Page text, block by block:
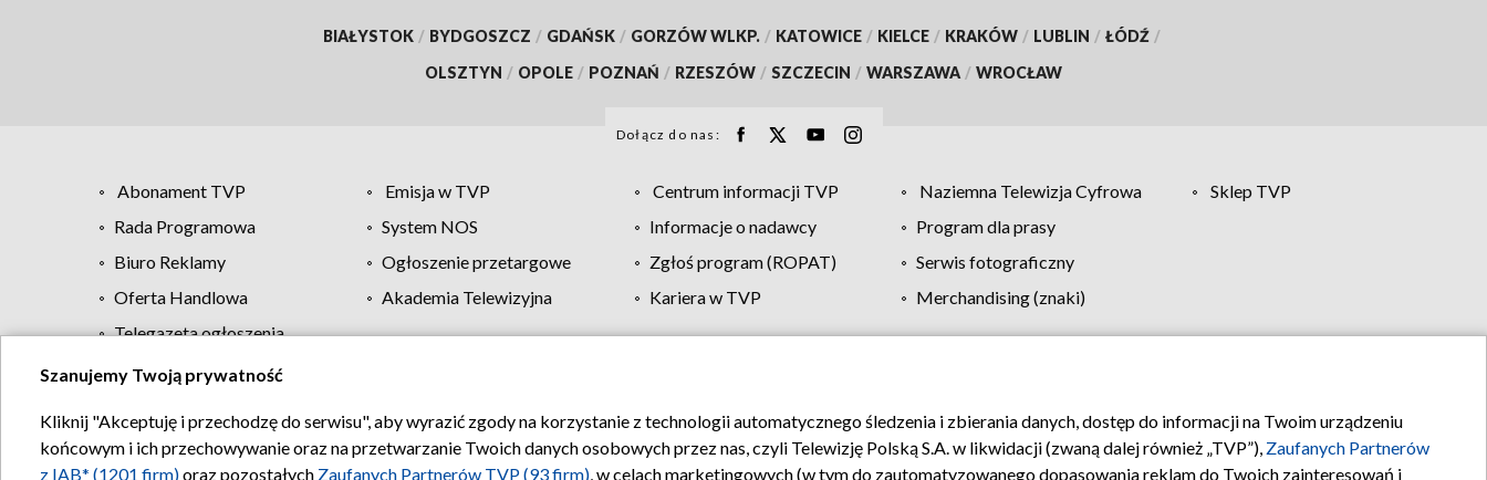
BIAŁYSTOK / BYDGOSZCZ / GDAŃSK / GORZÓW WLKP. / KATOWICE / KIELCE / KRAKÓW / LUBLIN / ŁÓDŹ /
OLSZTYN / OPOLE / POZNAŃ / RZESZÓW / SZCZECIN / WARSZAWA / WROCŁAW
Dołącz do nas:
Abonament TVP Emisja w TVP Centrum informacji TVP Naziemna Telewizja Cyfrowa
Sklep TVP
Rada Programowa
System NOS Informacje o nadawcy
Program dla prasy
Biuro Reklamy
Ogłoszenie przetargowe Zgłoś program (ROPAT)
Serwis fotograficzny
Oferta Handlowa
Akademia Telewizyjna Kariera w TVP
Merchandising (znaki)
Telegazeta ogłoszenia
Regulamin TVP Polityka prywatności Moje zgody Pomoc Biuro reklamy Kontakt
Szanujemy Twoją prywatność
Kliknij "Akceptuję i przechodzę do serwisu", aby wyrazić zgody na korzystanie z technologii automatycznego śledzenia i zbierania danych, dostęp do informacji na Twoim urządzeniu
końcowym i ich przechowywanie oraz na przetwarzanie Twoich danych osobowych przez nas, czyli Telewizję Polską S.A. w likwidacji (zwaną dalej również „TVP”), Zaufanych Partnerów
z IAB* (1201 firm)oraz pozostałych Zaufanych Partnerów TVP (93 firm), w celach marketingowych (w tym do zautomatyzowanego dopasowania reklam do Twoich zainteresowań i